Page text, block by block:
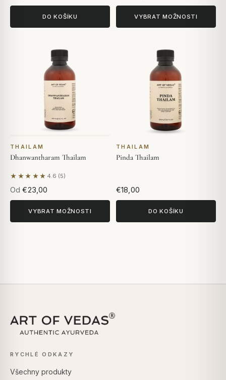
DO KOŠÍKU VYBRAT MOŽNOSTI
THAILAM
Dhanwantharam Thailam
★★★★★ 4.6 (5)
Na základě 5 hodnocení
Od €23,00
VYBRAT MOŽNOSTI
THAILAM
Pinda Thailam
€18,00
DO KOŠÍKU
RYCHLÉ ODKAZY
Všechny produkty